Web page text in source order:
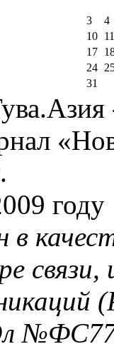
3
4
10
11
17
24
31
году
в